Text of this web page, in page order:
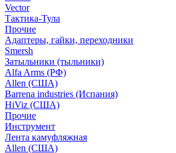
Vector
Тактика-Тула
Прочие
Адаптеры, гайки, переходники
Smersh
Затыльники (тыльники)
Alfa Arms (РФ)
Allen (США)
Barrena industries (Испания)
HiViz (США)
Прочие
Инструмент
Лента камуфляжная
Allen (США)